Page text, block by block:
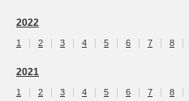
2022
1 2 3 4 5 6 7 8
2021
1 2 3 4 5 6 7 8